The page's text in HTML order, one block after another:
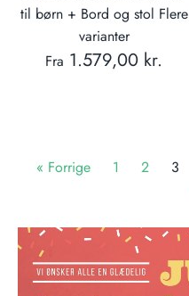
til børn + Bord og stol Flere
varianter
Fra 1.579,00 kr.
« Forrige 1 2 3